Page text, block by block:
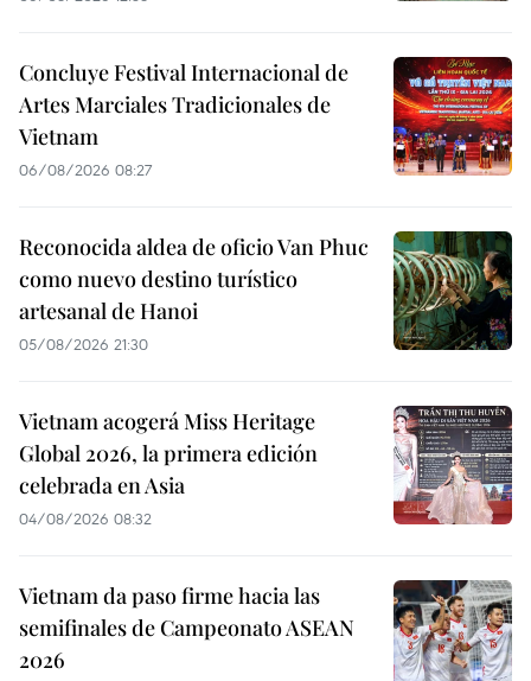
Concluye Festival Internacional de
Artes Marciales Tradicionales de
Vietnam
06/08/2026 08:27
Reconocida aldea de oficio Van Phuc
como nuevo destino turístico
artesanal de Hanoi
05/08/2026 21:30
Vietnam acogerá Miss Heritage
Global 2026, la primera edición
celebrada en Asia
04/08/2026 08:32
Vietnam da paso firme hacia las
semifinales de Campeonato ASEAN
2026